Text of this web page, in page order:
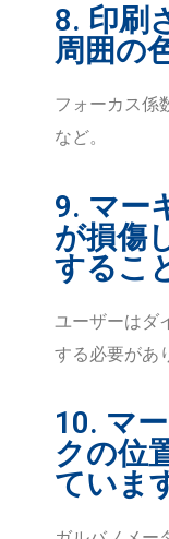
8. 印刷
周囲の
フォーカス係
など。
9. マー
が損傷
するこ
ユーザーはダ
する必要があ
10. マ
クの位
ていま